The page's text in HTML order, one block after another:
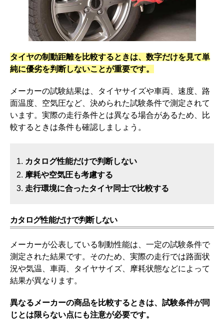
タイヤの制動距離を比較するときは、数字だけを見て単
純に優劣を判断しないことが重要です。
メーカーの試験結果は、タイヤサイズや車両、速度、路
面温度、空気圧など、決められた試験条件で測定されて
います。実際の走行条件とは異なる場合があるため、比
較するときは条件も確認しましょう。
カタログ性能だけで判断しない
摩耗や空気圧も考慮する
走行環境に合ったタイヤ同士で比較する
カタログ性能だけで判断しない
メーカーが公表している制動性能は、一定の試験条件で
測定された結果です。そのため、実際の走行では路面状
況や気温、車両、タイヤサイズ、摩耗状態などによって
結果が異なります。
異なるメーカーの商品を比較するときは、試験条件が同
じとは限らない点にも注意が必要です。